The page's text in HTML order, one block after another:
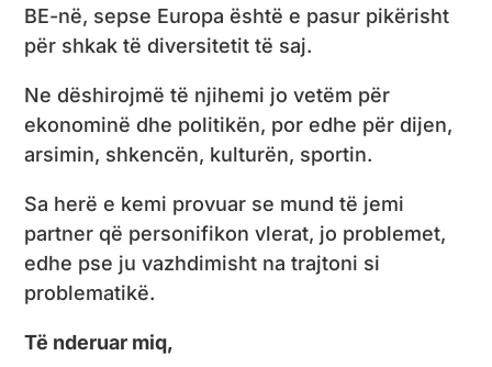
BE-në, sepse Europa është e pasur pikërisht
për shkak të diversitetit të saj.
Ne dëshirojmë të njihemi jo vetëm për
ekonominë dhe politikën, por edhe për dijen,
arsimin, shkencën, kulturën, sportin.
Sa herë e kemi provuar se mund të jemi
partner që personifikon vlerat, jo problemet,
edhe pse ju vazhdimisht na trajtoni si
problematikë.
Të nderuar miq,